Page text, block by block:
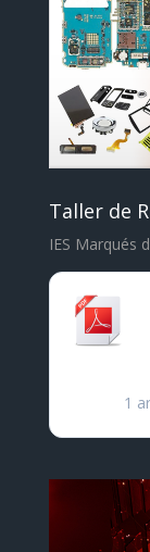
Taller de
IES Marqués
1